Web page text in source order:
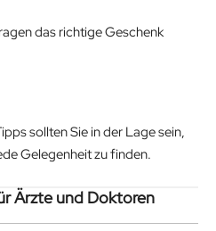
das richtige Geschenk
sollten Sie in der Lage sein,
Gelegenheit zu finden.
Ärzte und Doktoren